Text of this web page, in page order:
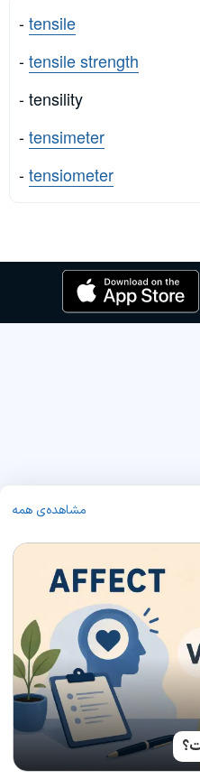
-tensile
-tensile strength
- tensility
-tensimeter
-tensiometer
مشاهده‌ی همه